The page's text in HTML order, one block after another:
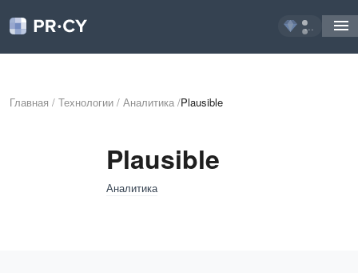
...
Главная / Технологии / Аналитика /Plausible
Plausible
Аналитика